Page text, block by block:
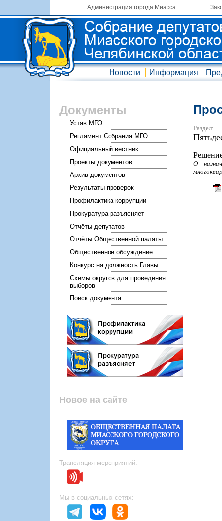
Администрация города Миасса
Новости Информация
Документы
Устав МГО
Регламент Собрания МГО
Официальный вестник
Проекты документов
Архив документов
Результаты проверок
Профилактика коррупции
Прокуратура разъясняет
Отчёты депутатов
Отчёты Общественной палаты
Общественное обсуждение
Конкурс на должность Главы
Схемы округов для проведения
выборов
Поиск документа
Новое на сайте
Трансляция мероприятий:
Мы в социальных сетях:
Раздел:
О